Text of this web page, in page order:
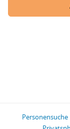
Personensuche